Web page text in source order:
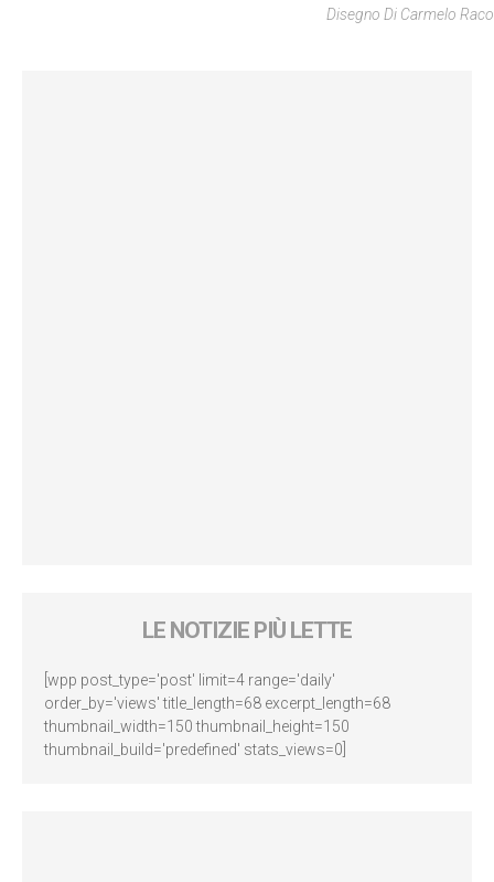
Disegno Di Carmelo Raco
LE NOTIZIE PIÙ LETTE
[wpp post_type='post' limit=4 range='daily'
order_by='views' title_length=68 excerpt_length=68
thumbnail_width=150 thumbnail_height=150
thumbnail_build='predefined' stats_views=0]